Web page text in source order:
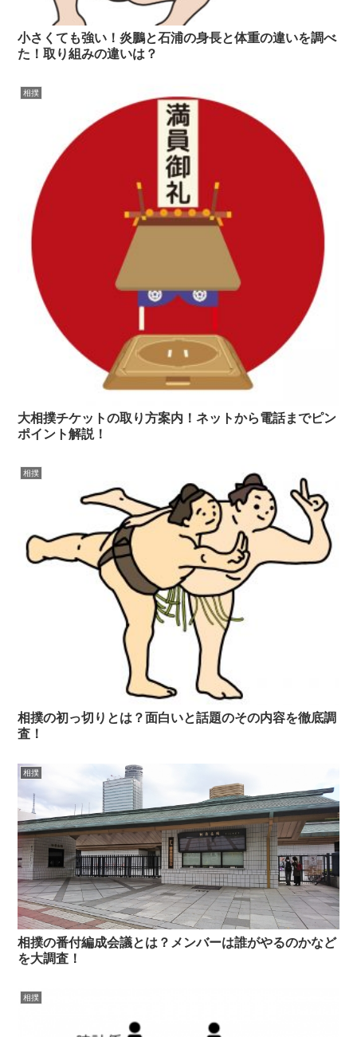
小さくても強い！炎鵬と石浦の身長と体重の違いを調べ
た！取り組みの違いは？
相撲
大相撲チケットの取り方案内！ネットから電話までピン
ポイント解説！
相撲
相撲の初っ切りとは？面白いと話題のその内容を徹底調
査！
相撲
相撲の番付編成会議とは？メンバーは誰がやるのかなど
を大調査！
相撲